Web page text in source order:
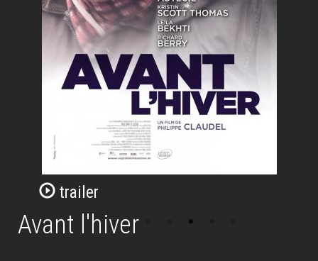
trailer
Avant l'hiver